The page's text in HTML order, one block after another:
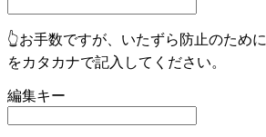
👆お手数ですが、いたずら防止のため
をカタカナで記入してください。
編集キー